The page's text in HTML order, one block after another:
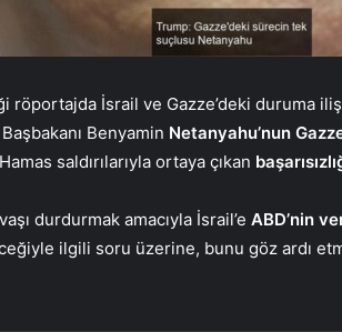
röportajda İsrail ve Gazze’deki duruma
Benyamin Netanyahu’nun
saldırılarıyla ortaya çıkan
durdurmak amacıyla İsrail’e ABD’nin
ilgili soru üzerine, bunu göz ardı